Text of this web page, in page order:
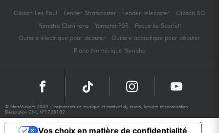
Gibson Les Paul Fender Stratocaster Fender Telecaster
Gibson SG
Yamaha Clavinova
Yamaha PSR
Focusrite Scarlett
Guitare électrique pour débuter
Guitare acoustique pour débuter
Piano Numérique Yamaha
© StarsMusic.fr 2009 - Instruments de musique et matériel dj, studio, lumière et sonorisation -
Déclaration CNIL N°1728182
Vos choix en matière de confidentialité